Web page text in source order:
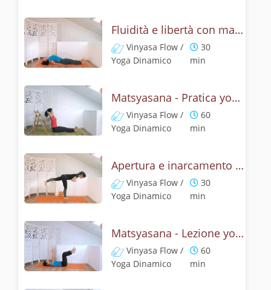
Fluidità e libertà con matsyasana, la posizione del pesce
Vinyasa Flow /
Yoga Dinamico
30
min
Matsyasana - Pratica yoga con la tecnica della posizione del pesce
Vinyasa Flow /
Yoga Dinamico
60
min
Apertura e inarcamento con la posizione del pesce
Vinyasa Flow /
Yoga Dinamico
30
min
Matsyasana - Lezione yoga con la mitologia della posizione del pescie
Vinyasa Flow /
Yoga Dinamico
60
min